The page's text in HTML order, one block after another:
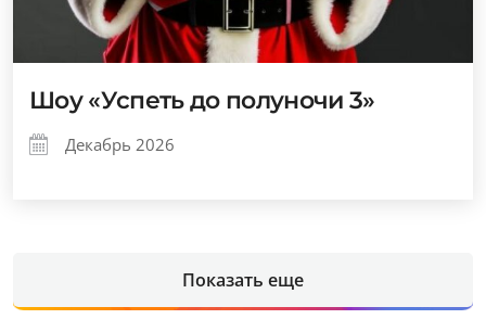
Шоу «Успеть до полуночи 3»
Декабрь 2026
Показать еще